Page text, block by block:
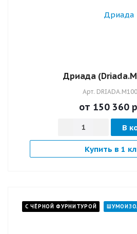
Дриада
Арт.
от 150 360
В
Купить в 1
С ЧЁРНОЙ ФУРНИТУРОЙ